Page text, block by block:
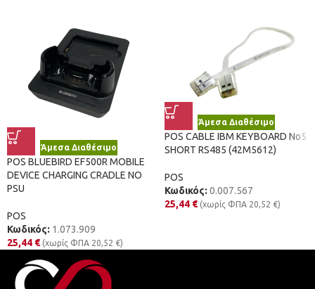
Άμεσα Διαθέσιμο
POS BLUEBIRD EF500R MOBILE
DEVICE CHARGING CRADLE NO
PSU
POS
Κωδικός: 1.073.909
25,44 € (χωρίς ΦΠΑ 20,52 €)
Άμεσα Διαθέσιμο
POS CABLE IBM KEYBOARD No5
SHORT RS485 (42M5612)
POS
Κωδικός: 0.007.567
25,44 € (χωρίς ΦΠΑ 20,52 €)